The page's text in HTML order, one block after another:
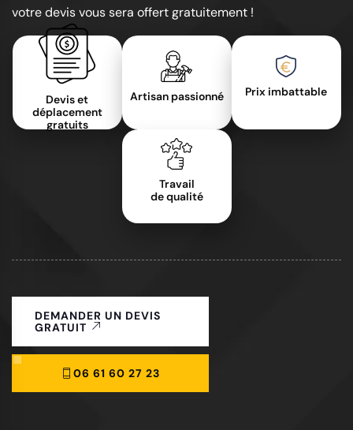
votre devis vous sera offert gratuitement !
Devis et
déplacement
gratuits
Artisan passionné Prix imbattable
Travail
de qualité
DEMANDER UN DEVIS
GRATUIT
06 61 60 27 23